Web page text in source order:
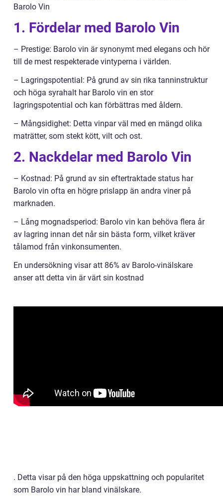
Barolo Vin
1. Fördelar med Barolo Vin
– Prestige: Barolo vin är synonymt med elegans och hör
till de mest respekterade vintyperna i världen.
– Lagringspotential: På grund av sin rika tanninstruktur
och höga syrahalt har Barolo vin en stor
lagringspotential och kan förbättras med åldern.
– Mångsidighet: Detta vinpar väl med en mängd olika
maträtter, som stekt kött, vilt och ost.
2. Nackdelar med Barolo Vin
– Kostnad: På grund av sin eftertraktade status har
Barolo vin ofta en högre prislapp än andra viner på
marknaden.
– Lång mognadsperiod: Barolo vin kan behöva flera år
av lagring innan det når sin bästa form, vilket kräver
tålamod från vinkonsumenten.
En undersökning visar att 86% av Barolo-vinälskare
anser att detta vin är värt sin kostnad
. Detta visar på den höga uppskattning och popularitet
som Barolo vin har bland vinälskare.